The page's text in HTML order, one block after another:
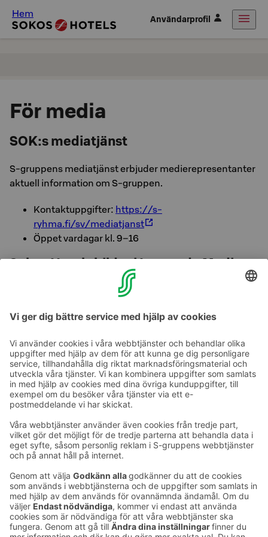
Hem Användarprofil
För media
SOK:s mediatjänst
S-gruppens mediatjänst erbjuder medierepresentanter
aktuell information om S-gruppen.
Kontaktuppgifter: https://s-
ryhma.fi/sv/mediatjanst
Öppet vardagar kl. 9–16
Sokos Hotels bilder i Leonardo Media
os/
Ta kontakt
Kontaktuppgifter till hotellen
Kontaktuppgifter till kundservice›
Feedback
Ge feedback
Sokos Hotels nyhetsbrev
Prenumerera på vårt
nyhetsbrev
Du får Sokos Hotellens senaste
förmåner och nyheter till din e-
Utmärkelser och certifikat